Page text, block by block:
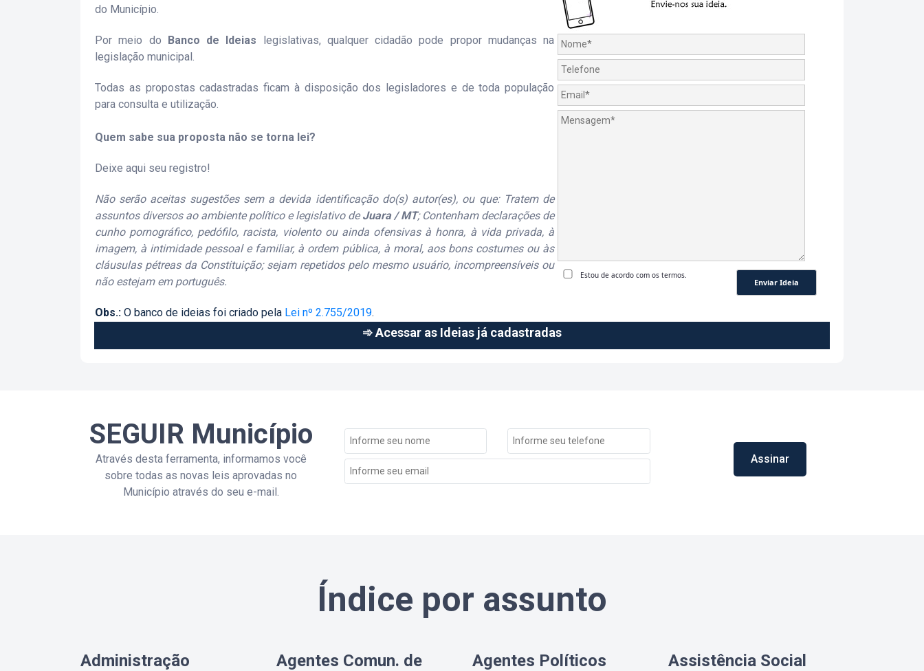
do Município.
Por meio do Banco de Ideias legislativas, qualquer cidadão pode propor mudanças na
legislação municipal.
Todas as propostas cadastradas ficam à disposição dos legisladores e de toda população
para consulta e utilização.
Quem sabe sua proposta não se torna lei?
Deixe aqui seu registro!
Não serão aceitas sugestões sem a devida identificação do(s) autor(es), ou que: Tratem de
assuntos diversos ao ambiente político e legislativo deJuara / MT; Contenham declarações de
cunho pornográfico, pedófilo, racista, violento ou ainda ofensivas à honra, à vida privada, à
imagem, à intimidade pessoal e familiar, à ordem pública, à moral, aos bons costumes ou às
cláusulas pétreas da Constituição; sejam repetidos pelo mesmo usuário, incompreensíveis ou
não estejam em português.
Obs.: O banco de ideias foi criado pela Lei nº 2.755/2019.
Estou de acordo com os termos.
➾ Acessar as Ideias já cadastradas
SEGUIR Município
Através desta ferramenta, informamos você
sobre todas as novas leis aprovadas no
Município através do seu e-mail.
Assinar
Índice por assunto
Administração
Agentes Comun. de
Agentes Políticos Assistência Social